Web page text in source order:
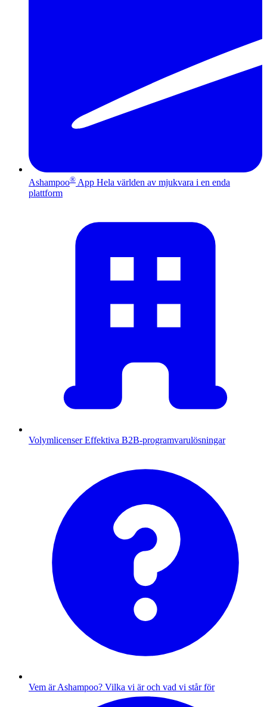
Ashampoo® App Hela världen av mjukvara i en enda
plattform
Volymlicenser Effektiva B2B-programvarulösningar
Vem är Ashampoo? Vilka vi är och vad vi står för